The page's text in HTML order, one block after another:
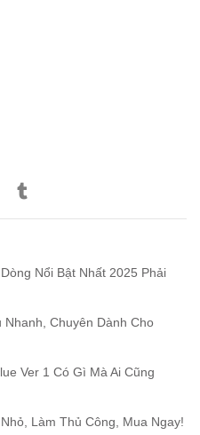
Nổi Bật Nhất 2025 Phải
Nhanh, Chuyên Dành Cho
Ver 1 Có Gì Mà Ai Cũng
Làm Thủ Công, Mua Ngay!